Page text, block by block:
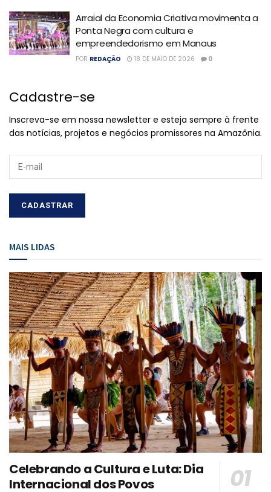
Arraial da Economia Criativa movimenta a
Ponta Negra com cultura e
empreendedorismo em Manaus
POR REDAÇÃO 18 DE MAIO DE 2026 0
Cadastre-se
Inscreva-se em nossa newsletter e esteja sempre à frente
das notícias, projetos e negócios promissores na Amazônia.
MAIS LIDAS
Celebrando a Cultura e Luta: Dia
Internacional dos Povos